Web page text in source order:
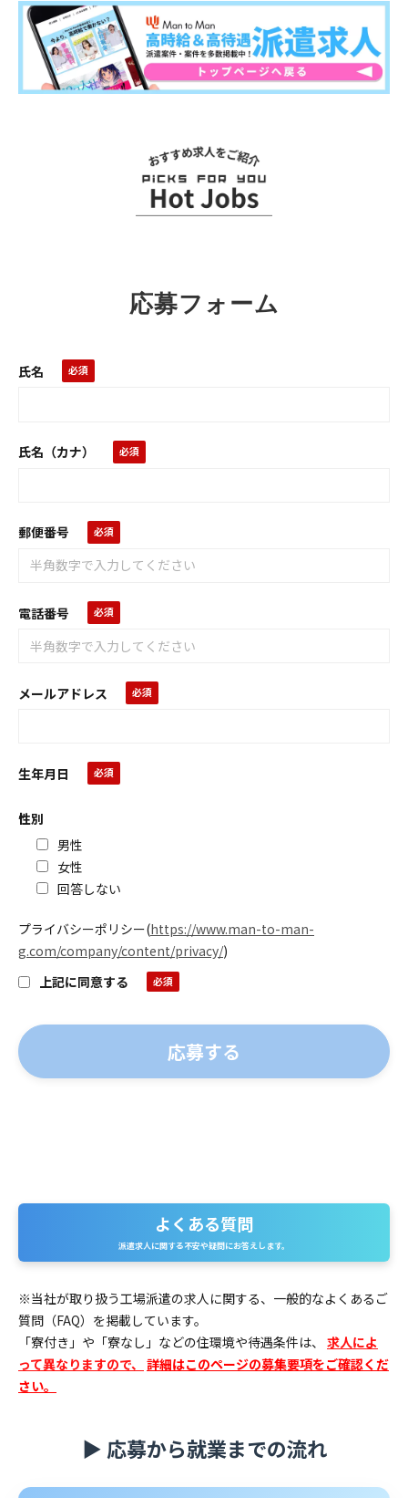
応募フォーム
氏名
氏名（カナ）
郵便番号
電話番号
メールアドレス
生年月日
性別
男性
女性
回答しない
プライバシーポリシー(https://www.man-to-man-
g.com/company/content/privacy/)
上記に同意する
よくある質問
派遣求人に関する不安や疑問にお答えします。
※当社が取り扱う工場派遣の求人に関する、一般的なよくあるご
質問（FAQ）を掲載しています。
「寮付き」や「寮なし」などの住環境や待遇条件は、 求人によ
って異なりますので、 詳細はこのページの募集要項をご確認くだ
さい。
▶ 応募から就業までの流れ